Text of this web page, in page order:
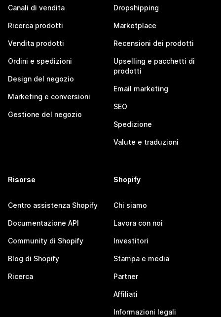
Canali di vendita
Ricerca prodotti
Vendita prodotti
Ordini e spedizioni
Design del negozio
Marketing e conversioni
Gestione del negozio
Dropshipping
Marketplace
Recensioni dei prodotti
Upselling e pacchetti di
prodotti
Email marketing
SEO
Spedizione
Valute e traduzioni
Risorse
Centro assistenza Shopify
Documentazione API
Community di Shopify
Blog di Shopify
Ricerca
Shopify
Chi siamo
Lavora con noi
Investitori
Stampa e media
Partner
Affiliati
Informazioni legali